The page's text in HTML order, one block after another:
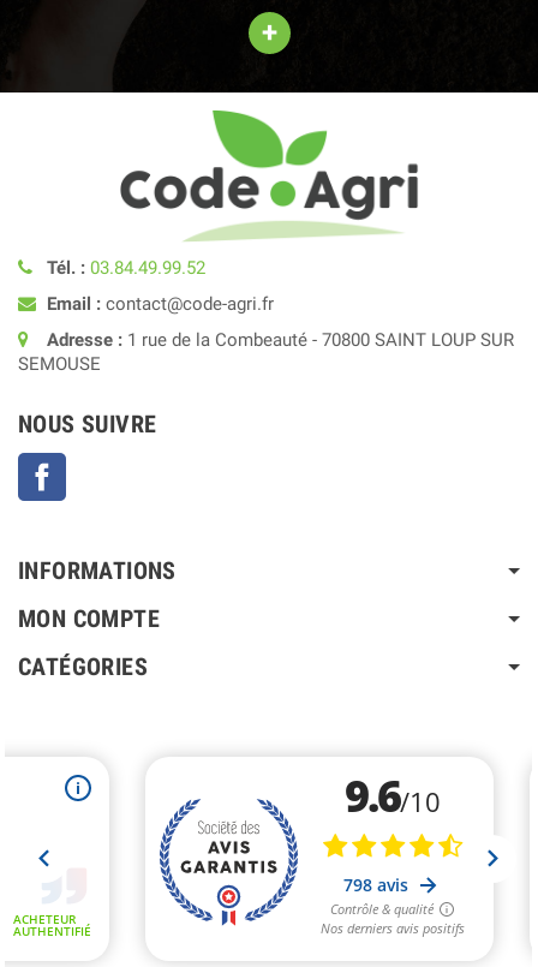
+
Tél. : 03.84.49.99.52
Email : contact@code-agri.fr
Adresse : 1 rue de la Combeauté - 70800 SAINT LOUP SUR
SEMOUSE
NOUS SUIVRE
INFORMATIONS
MON COMPTE
CATÉGORIES